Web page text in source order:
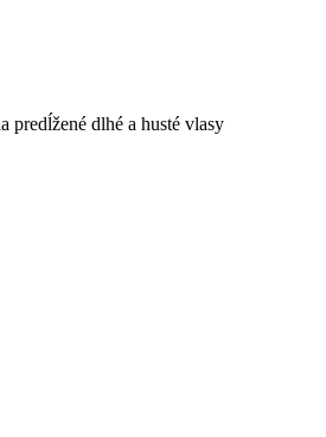
predĺžené dlhé a husté vlasy